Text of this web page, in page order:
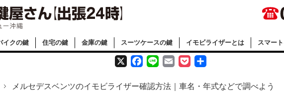
イクの鍵 住宅の鍵 金庫の鍵 スーツケースの鍵 イモビライザーとは スマー
X F
a
L
i
E
m
P
o 有
メルセデスベンツのイモビライザー確認方法｜車名・年式などで調べよう